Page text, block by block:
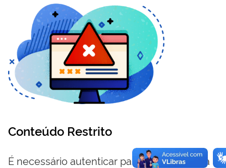
Conteúdo Restrito
É necessário autenticar para visualizar essa